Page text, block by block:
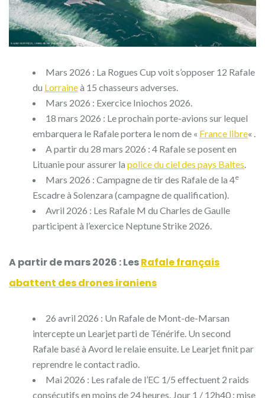
Mars 2026 : La Rogues Cup voit s’opposer 12 Rafale
du Lorraineà 15 chasseurs adverses.
Mars 2026 : Exercice Iniochos 2026.
18 mars 2026 : Le prochain porte-avions sur lequel
embarquera le Rafale portera le nom de « France libre« .
A partir du 28 mars 2026 : 4 Rafalese posent en
Lituanie pour assurer la police du ciel des pays Baltes
Mars 2026 : Campagne de tir des Rafale de la 4e
Escadre à Solenzara (campagne de qualification).
Avril 2026 : Les Rafale M du Charles de Gaulle
participent à l’exercice Neptune Strike 2026.
A partir de mars 2026 : LesRafale français
abattent des drones iraniens
26 avril 2026 : Un Rafale de Mont-de-Marsan
intercepte un Learjet parti de Ténérife. Un second
Rafale basé à Avord le relaie ensuite. Le Learjet finit par
reprendre le contact radio.
Mai 2026 : Les rafale de l’EC 1/5 effectuent 2 raids
consécutifs en moins de 24 heures. Jour 1 / 12h40 : mise